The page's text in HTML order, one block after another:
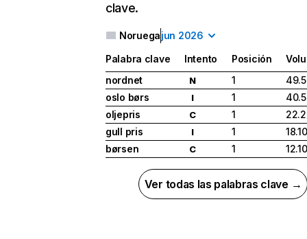
clave.
Noruegajun 2026
Palabra clave Intento Posición
nordnet
N 1
oslo børs
I 1
oljepris
C 1
gull pris
I 1
børsen
C 1
Ver todas las palabras clave →